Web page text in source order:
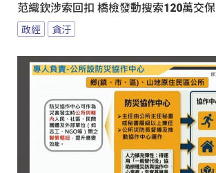
范織欽涉索回扣 橋檢發動搜索120萬交保
政經 貪汙